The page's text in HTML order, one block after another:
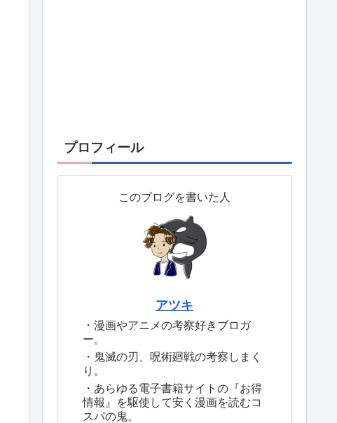
プロフィール
このブログを書いた人
アツキ
・漫画やアニメの考察好きブロガ
ー。
・鬼滅の刃、呪術廻戦の考察しまく
り。
・あらゆる電子書籍サイトの『お得
情報』を駆使して安く漫画を読むコ
スパの鬼。